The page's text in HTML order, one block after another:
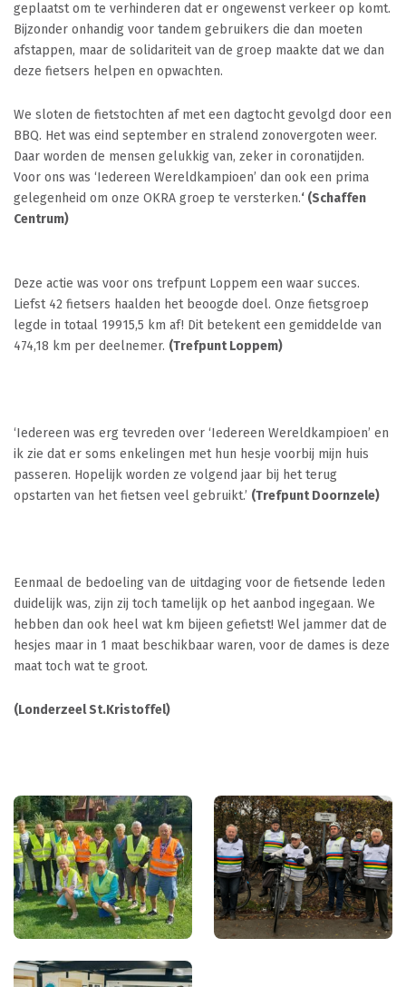
geplaatst om te verhinderen dat er ongewenst verkeer op komt.
Bijzonder onhandig voor tandem gebruikers die dan moeten
afstappen, maar de solidariteit van de groep maakte dat we dan
deze fietsers helpen en opwachten.
We sloten de fietstochten af met een dagtocht gevolgd door een
BBQ. Het was eind september en stralend zonovergoten weer.
Daar worden de mensen gelukkig van, zeker in coronatijden.
Voor ons was ‘Iedereen Wereldkampioen’ dan ook een prima
gelegenheid om onze OKRA groep te versterken.‘ (Schaffen
Centrum)
Deze actie was voor ons trefpunt Loppem een waar succes.
Liefst 42 fietsers haalden het beoogde doel. Onze fietsgroep
legde in totaal 19915,5 km af! Dit betekent een gemiddelde van
474,18 km per deelnemer. (Trefpunt Loppem)
‘Iedereen was erg tevreden over ‘Iedereen Wereldkampioen’ en
ik zie dat er soms enkelingen met hun hesje voorbij mijn huis
passeren. Hopelijk worden ze volgend jaar bij het terug
opstarten van het fietsen veel gebruikt.’ (Trefpunt Doornzele)
Eenmaal de bedoeling van de uitdaging voor de fietsende leden
duidelijk was, zijn zij toch tamelijk op het aanbod ingegaan. We
hebben dan ook heel wat km bijeen gefietst! Wel jammer dat de
hesjes maar in 1 maat beschikbaar waren, voor de dames is deze
maat toch wat te groot.
(Londerzeel St.Kristoffel)